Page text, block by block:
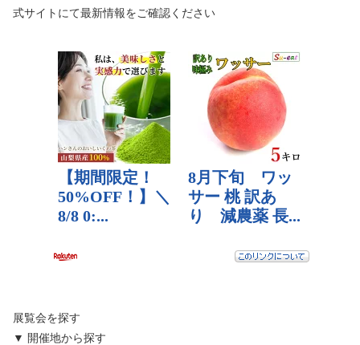
式サイトにて最新情報をご確認ください
展覧会を探す
▼ 開催地から探す